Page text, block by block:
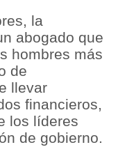
la
abogado que
hombres más
de
llevar
financieros,
los líderes
de gobierno.